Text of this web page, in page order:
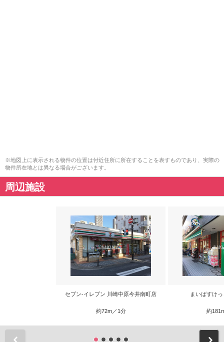
※地図上に表示される物件の位置は付近住所に所在することを表すものであり、実際の
物件所在地とは異なる場合がございます。
周辺施設
セブン-イレブン 川崎中原今井南町店
約72m／1分
まいばすけ
約